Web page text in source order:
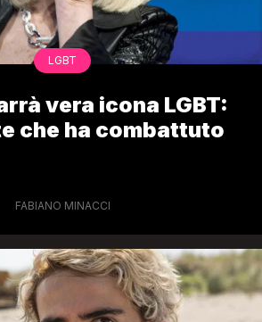
LGBT
vera icona LGBT:
che ha combattuto
FABIANO MINACCI